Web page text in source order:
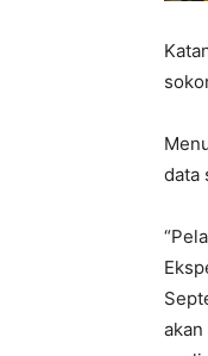
data